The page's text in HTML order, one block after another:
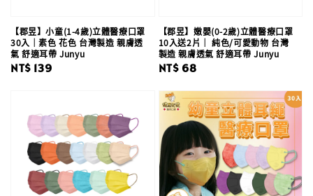
【郡昱】小童(1-4歲)立體醫療口罩
30入｜素色 花色 台灣製造 親膚透
氣 舒適耳帶 Junyu
Regular
NT$ 139
【郡昱】嫩嬰(0-2歲)立體醫療口罩
10入送2片｜ 純色/可愛動物 台灣
製造 親膚透氣 舒適耳帶 Junyu
Regular
NT$ 68